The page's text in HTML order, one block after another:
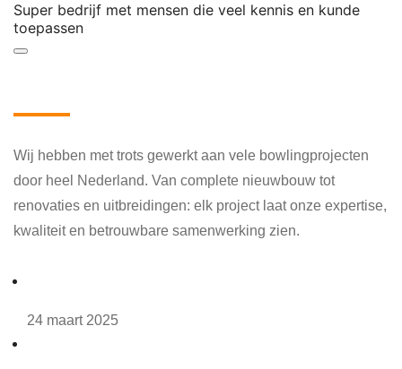
Super bedrijf met mensen die veel kennis en kunde
toepassen
Wij hebben met trots gewerkt aan vele bowlingprojecten
door heel Nederland. Van complete nieuwbouw tot
renovaties en uitbreidingen: elk project laat onze expertise,
kwaliteit en betrouwbare samenwerking zien.
24 maart 2025